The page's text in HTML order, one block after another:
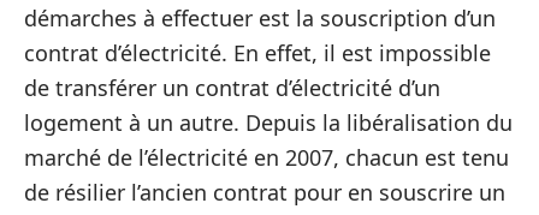
démarches à effectuer est la souscription d’un
contrat d’électricité. En effet, il est impossible
de transférer un contrat d’électricité d’un
logement à un autre. Depuis la libéralisation du
marché de l’électricité en 2007, chacun est tenu
de résilier l’ancien contrat pour en souscrire un